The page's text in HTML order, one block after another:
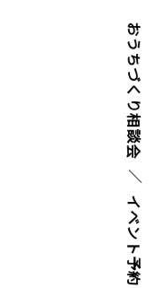
おうちづくり
相談会
イベント
予約